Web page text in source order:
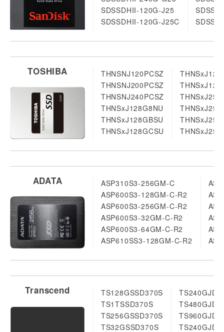
SDSSDHII-120G-J25
SDSSDHII-120G-J25C
TOSHIBA
THNSNJ120PCSZ
THNSNJ200PCSZ
THNSNJ240PCSZ
THNSxJ128G8NU
THNSxJ128GBSU
THNSxJ128GCSU
ADATA
ASP310S3-256GM-C
ASP600S3-128GM-C-R2
ASP600S3-256GM-C-R2
ASP600S3-32GM-C-R2
ASP600S3-64GM-C-R2
ASP610SS3-128GM-C-R2
Transcend
TS128GSSD370S
TS1TSSD370S
TS256GSSD370S
TS32GSSD370S